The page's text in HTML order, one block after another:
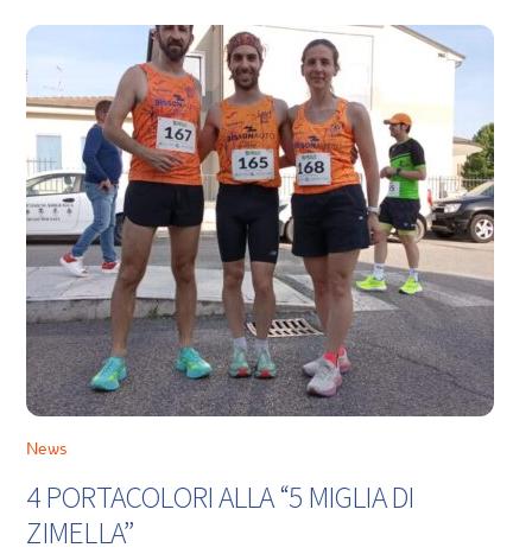
News
4 PORTACOLORI ALLA “5 MIGLIA DI
ZIMELLA”